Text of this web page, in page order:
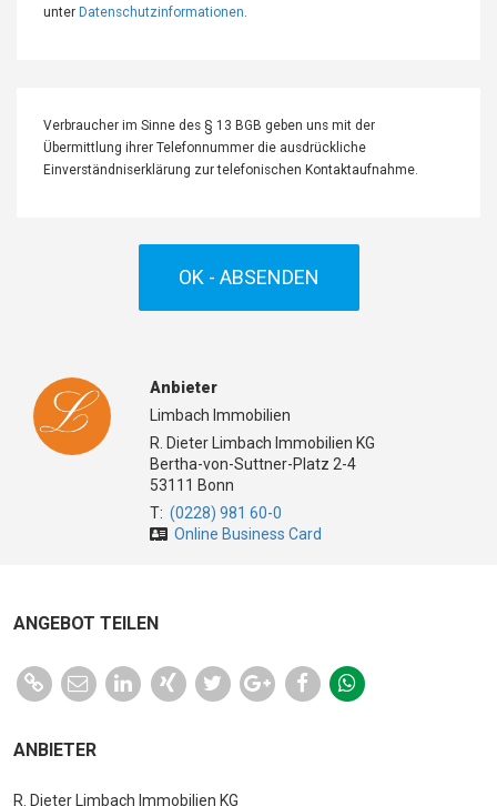
unter Datenschutzinformationen.
Verbraucher im Sinne des § 13 BGB geben uns mit der
Übermittlung ihrer Telefonnummer die ausdrückliche
Einverständniserklärung zur telefonischen Kontaktaufnahme.
OK - ABSENDEN
Anbieter
Limbach Immobilien
R. Dieter Limbach Immobilien KG
Bertha-von-Suttner-Platz 2-4
53111 Bonn
T: (0228) 981 60-0
Online Business Card
ANGEBOT TEILEN
ANBIETER
R. Dieter Limbach Immobilien KG